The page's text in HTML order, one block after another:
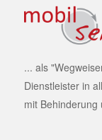
... als
Dienstleister in
mit